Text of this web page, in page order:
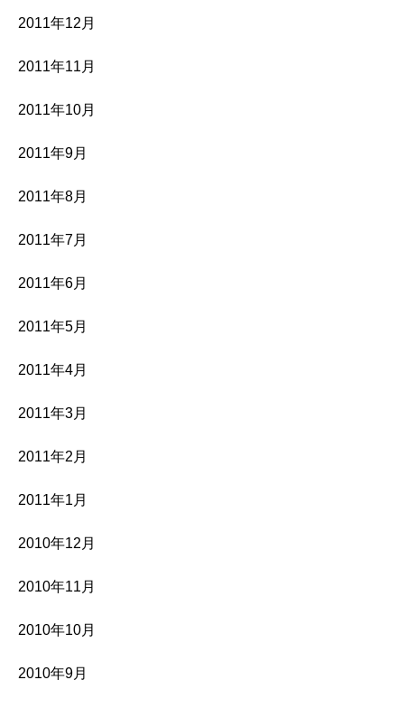
2011年12月
2011年11月
2011年10月
2011年9月
2011年8月
2011年7月
2011年6月
2011年5月
2011年4月
2011年3月
2011年2月
2011年1月
2010年12月
2010年11月
2010年10月
2010年9月